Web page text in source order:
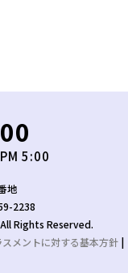
5:00
地
2238
Rights Reserved.
メントに対する基本方針 |